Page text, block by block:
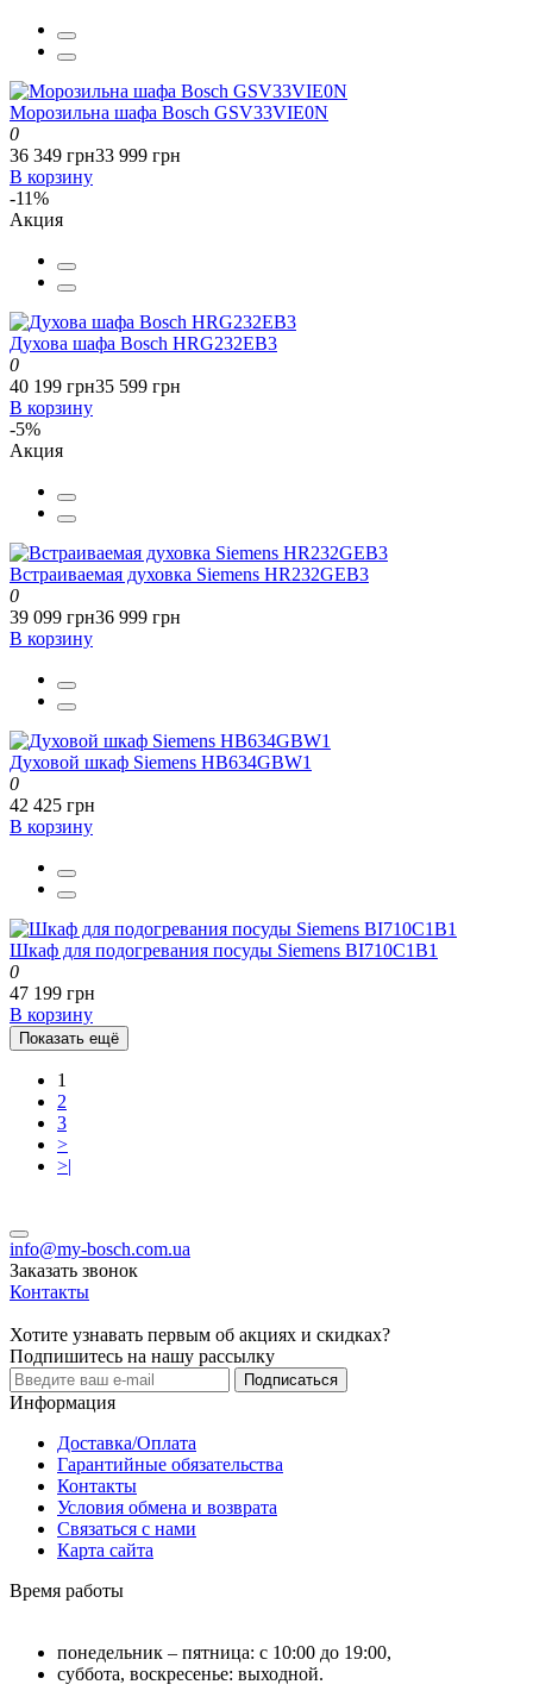
Морозильна шафа Bosch GSV33VIE0N
0
36 349 грн33 999 грн
В корзину
-11%
Акция
Духова шафа Bosch HRG232EB3
0
40 199 грн35 599 грн
В корзину
-5%
Акция
Встраиваемая духовка Siemens HR232GEB3
0
39 099 грн36 999 грн
В корзину
Духовой шкаф Siemens HB634GBW1
0
42 425 грн
В корзину
Шкаф для подогревания посуды Siemens BI710C1B1
0
47 199 грн
В корзину
Показать ещё
1
2
3
>
>|
info@my-bosch.com.ua
Заказать звонок
Контакты
Хотите узнавать первым об акциях и скидках?
Подпишитесь на нашу рассылку
Подписаться
Информация
Доставка/Оплата
Гарантийные обязательства
Контакты
Условия обмена и возврата
Связаться с нами
Карта сайта
Время работы
понедельник – пятница: с 10:00 до 19:00,
суббота, воскресенье: выходной.